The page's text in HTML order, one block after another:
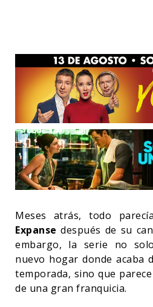
Meses atrás, todo
Expansedespués de su
embargo, la serie no
nuevo hogar donde acaba
temporada, sino que
de una gran franquicia.